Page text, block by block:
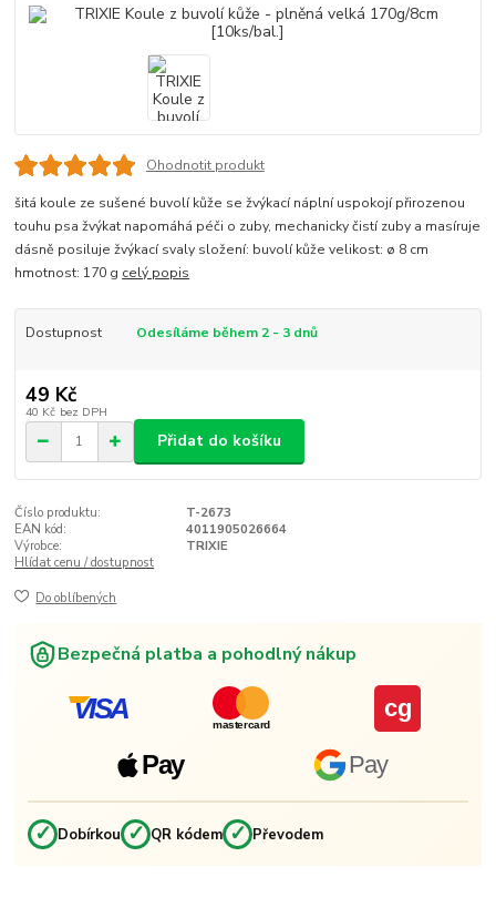
Ohodnotit produkt
šitá koule ze sušené buvolí kůže se žvýkací náplní uspokojí přirozenou
touhu psa žvýkat napomáhá péči o zuby, mechanicky čistí zuby a masíruje
dásně posiluje žvýkací svaly složení: buvolí kůže velikost: ø 8 cm
hmotnost: 170 g celý popis
Dostupnost Odesíláme během 2 - 3 dnů
49 Kč
40 Kč bez DPH
Přidat do košíku
Číslo produktu:
T-2673
EAN kód:
4011905026664
Výrobce:
TRIXIE
Hlídat cenu / dostupnost
Do oblíbených
Bezpečná platba a pohodlný nákup
VISA mastercard
Pay Pay
cg
✓ Dobírkou ✓ QR kódem ✓ Převodem